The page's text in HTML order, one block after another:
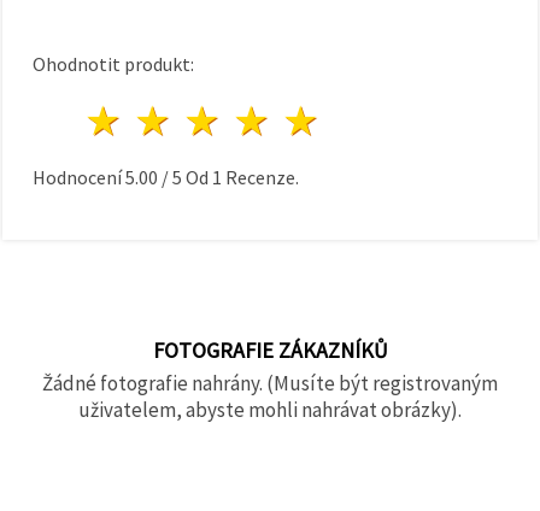
Ohodnotit produkt:
4 hvězdy
3 hvězdy
2 hvězdy
1 hvězda
Hodnocení5.00 /5 Od 1 Recenze.
FOTOGRAFIE ZÁKAZNÍKŮ
Žádné fotografie nahrány. (Musíte být registrovaným
uživatelem, abyste mohli nahrávat obrázky).